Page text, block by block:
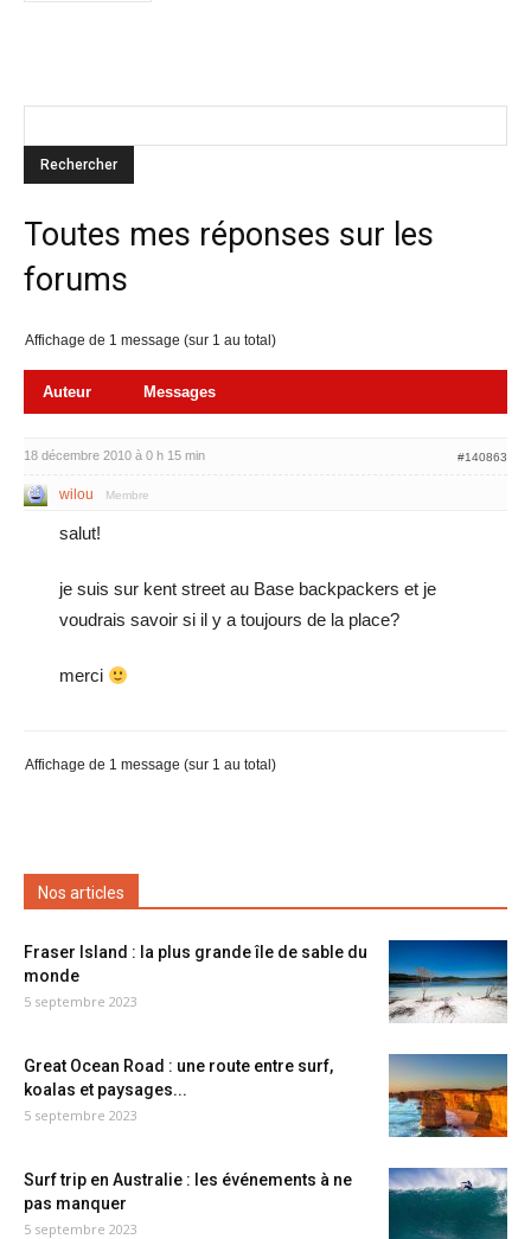
Toutes mes réponses sur les
forums
Affichage de 1 message (sur 1 au total)
Auteur Messages
18 décembre 2010 à 0 h 15 min #140863
wilou Membre
salut!
je suis sur kent street au Base backpackers et je
voudrais savoir si il y a toujours de la place?
merci
Affichage de 1 message (sur 1 au total)
Nos articles
Fraser Island : la plus grande île de sable du
monde
5 septembre 2023
Great Ocean Road : une route entre surf,
koalas et paysages...
5 septembre 2023
Surf trip en Australie : les événements à ne
pas manquer
5 septembre 2023